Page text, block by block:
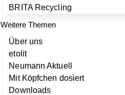
BRITA Recycling
Weitere Themen
Über uns
etolit
Neumann Aktuell
Mit Köpfchen dosiert
Downloads